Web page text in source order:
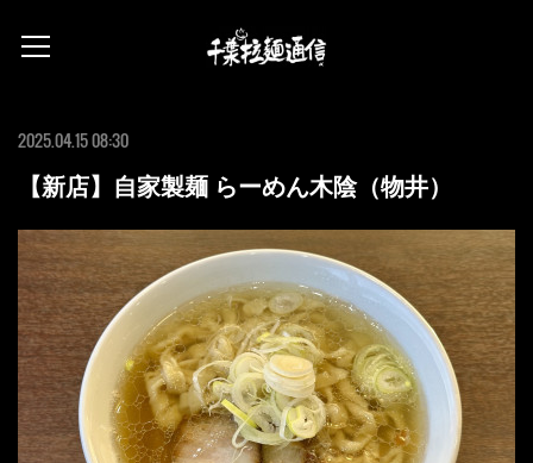
2025.04.15 08:30
【新店】自家製麺 らーめん木陰（物井）